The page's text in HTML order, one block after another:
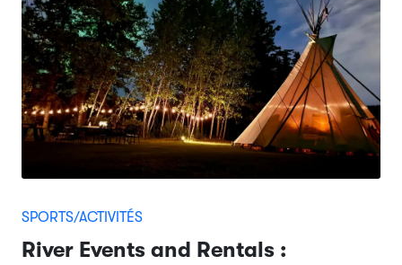
SPORTS/ACTIVITÉS
River Events and Rentals :